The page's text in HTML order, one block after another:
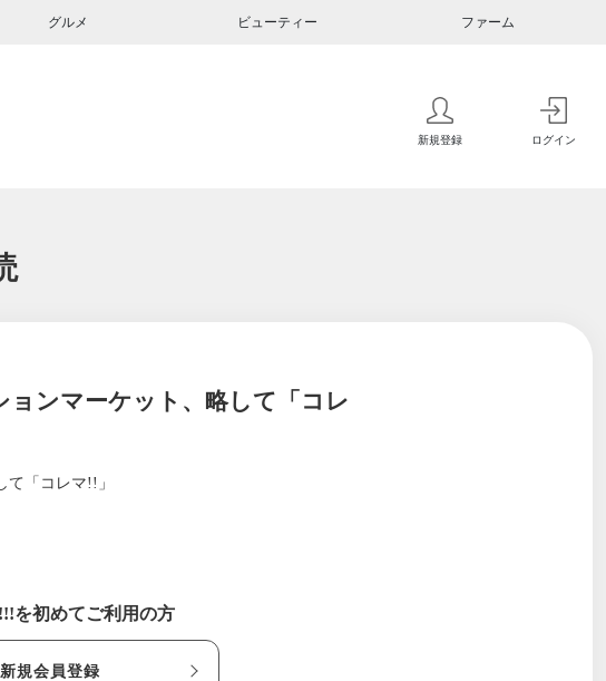
グルメ ビューティー ファーム
新規登録 ログイン
ンマーケット、略して「コレ
「コレマ!!」
を初めてご利用の方
新規会員登録